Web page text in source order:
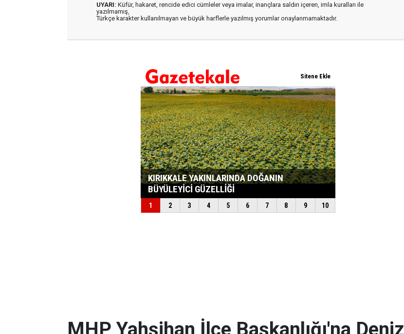
UYARI: Küfür, hakaret, rencide edici cümleler veya imalar, inançlara saldırı içeren, imla kuralları ile
yazılmamış,
Türkçe karakter kullanılmayan ve büyük harflerle yazılmış yorumlar onaylanmamaktadır.
MHP Yahşihan İlçe Başkanlığı'na Deniz